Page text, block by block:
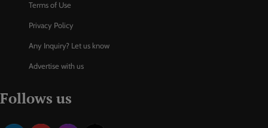
Terms of Use
Privacy Policy
Any Inquiry? Let us know
Advertise with us
Follows us